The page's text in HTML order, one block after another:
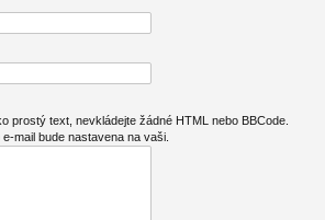
prostý text, nevkládejte žádné HTML nebo BBCode.
mail bude nastavena na vaši.